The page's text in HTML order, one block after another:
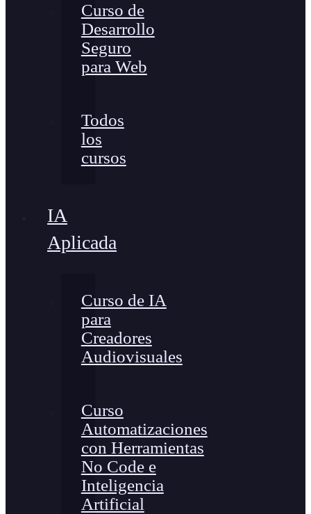
Curso de
Desarrollo
Seguro
para Web
Todos
los
cursos
IA
Aplicada
Curso de IA
para
Creadores
Audiovisuales
Curso
Automatizaciones
con Herramientas
No Code e
Inteligencia
Artificial